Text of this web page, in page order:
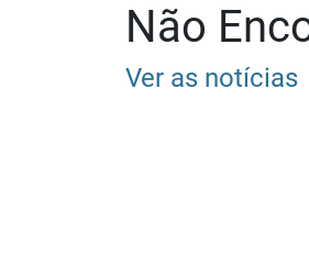
Não
Ver as notícias